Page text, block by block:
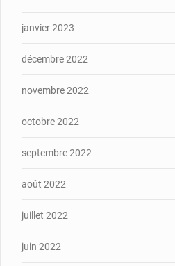
janvier 2023
décembre 2022
novembre 2022
octobre 2022
septembre 2022
août 2022
juillet 2022
juin 2022